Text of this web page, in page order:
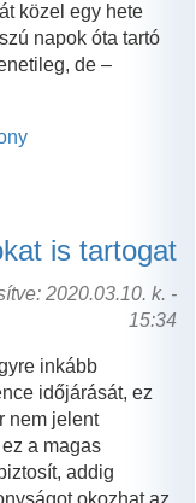
közel egy hete
napok óta tartó
de –
is tartogat
2020.03.10. k. -
15:34
inkább
időjárását, ez
nem jelent
a magas
addig
okozhat az